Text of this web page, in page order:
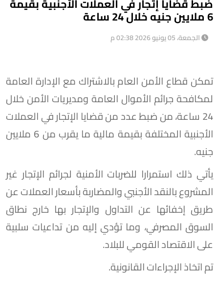
6 ملايين جنيه خلال 24 ساعة
الجمعة، 05 يونيو 2026 02:38 م
تمكن قطاع الأمن العام بالاشتراك مع الإدارة العامة
لمكافحة جرائم الأموال العامة ومديريات الأمن خلال
24 ساعة، من ضبط عدد من قضايا الإتجار في العملات
الأجنبية المختلفة بقيمة مالية ما يقرب من 6 ملايين
جنيه.
يأتي ذلك استمرارا للضربات الأمنية لجرائم الإتجار غير
المشروع بالنقد الأجنبي والمضاربة بأسعار العملات عن
طريق إخفائها عن التداول والإتجار بها خارج نطاق
السوق المصرفي، وما تؤدي إليه من تداعيات سلبية
على الاقتصاد القومي للبلاد.
تم اتخاذ الإجراءات القانونية.